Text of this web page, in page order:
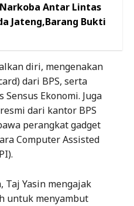
Antar Lintas
Jateng,Barang Bukti
diri, mengenakan
dari BPS, serta
Ekonomi. Juga
dari kantor BPS
perangkat gadget
Computer Assisted
Taj Yasin mengajak
untuk menyambut